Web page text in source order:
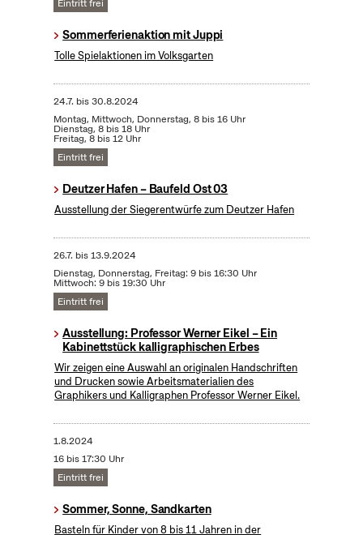
Eintritt frei
Sommerferienaktion mit Juppi
Tolle Spielaktionen im Volksgarten
24.7. bis30.8.2024
Montag, Mittwoch, Donnerstag, 8 bis 16 Uhr
Dienstag, 8 bis 18 Uhr
Freitag, 8 bis 12 Uhr
Eintritt frei
Deutzer Hafen – Baufeld Ost 03
Ausstellung der Siegerentwürfe zum Deutzer Hafen
26.7. bis13.9.2024
Dienstag, Donnerstag, Freitag: 9 bis 16:30 Uhr
Mittwoch: 9 bis 19:30 Uhr
Eintritt frei
Ausstellung: Professor Werner Eikel – Ein
Kabinettstück kalligraphischen Erbes
Wir zeigen eine Auswahl an originalen Handschriften
und Drucken sowie Arbeitsmaterialien des
Graphikers und Kalligraphen Professor Werner Eikel.
1.8.2024
16 bis 17:30 Uhr
Eintritt frei
Sommer, Sonne, Sandkarten
Basteln für Kinder von 8 bis 11 Jahren in der